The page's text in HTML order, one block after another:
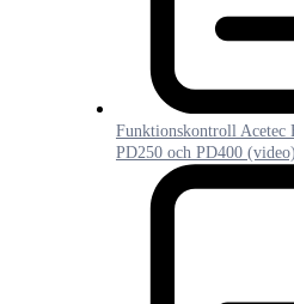
Funktionskontroll Acetec
PD250 och PD400 (video)